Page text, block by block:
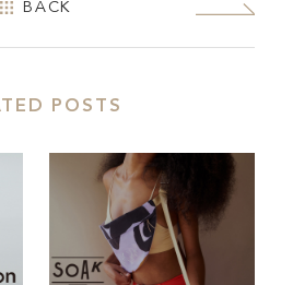
BACK
POSTS